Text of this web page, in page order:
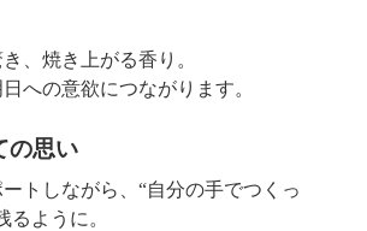
、焼き上がる香り。
への意欲につながります。
の思い
トしながら、“自分の手でつくっ
るように。